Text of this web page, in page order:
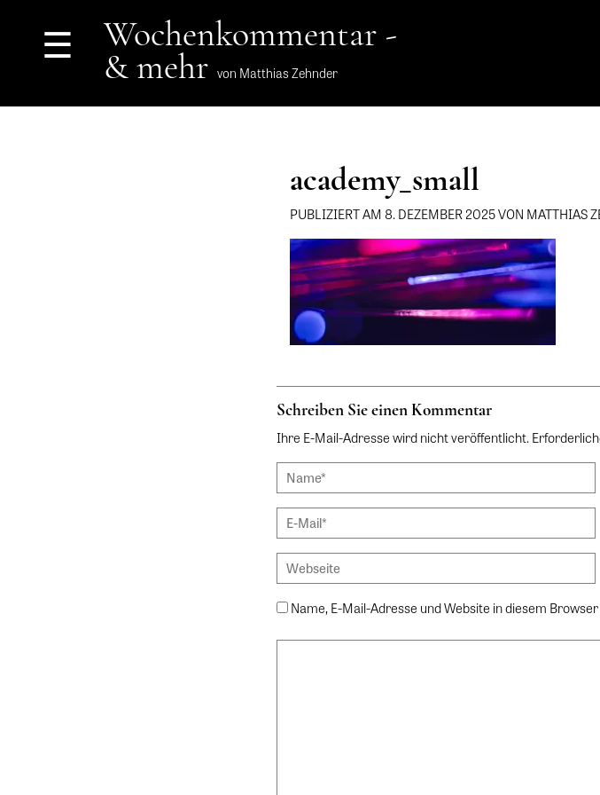
☰ Wochenkommentar -
& mehr von Matthias Zehnder
academy_small
PUBLIZIERT AM 8. DEZEMBER 2025 VON MATTHIAS
Schreiben Sie einen Kommentar
Ihre E-Mail-Adresse wird nicht veröffentlicht.
Name, E-Mail-Adresse und Website in diesem